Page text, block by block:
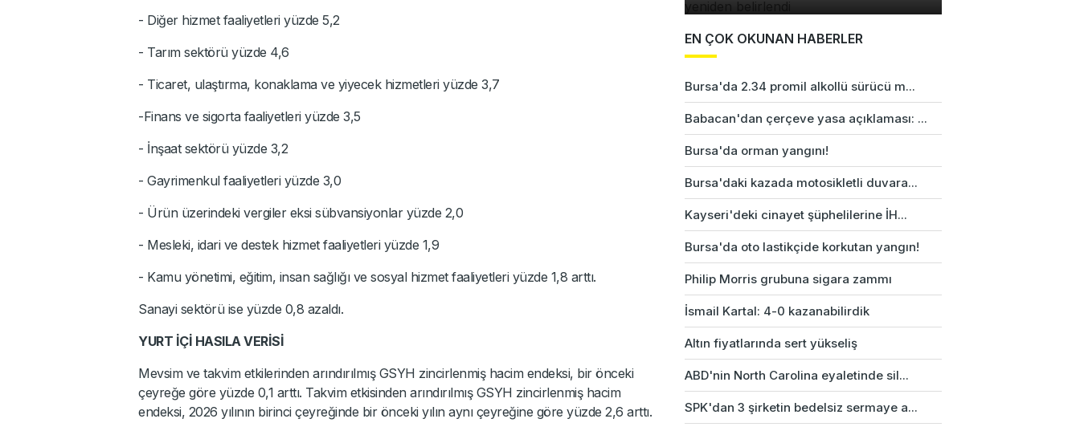
- Diğer hizmet faaliyetleri yüzde 5,2
- Tarım sektörü yüzde 4,6
- Ticaret, ulaştırma, konaklama ve yiyecek hizmetleri yüzde 3,7
-Finans ve sigorta faaliyetleri yüzde 3,5
- İnşaat sektörü yüzde 3,2
- Gayrimenkul faaliyetleri yüzde 3,0
- Ürün üzerindeki vergiler eksi sübvansiyonlar yüzde 2,0
- Mesleki, idari ve destek hizmet faaliyetleri yüzde 1,9
- Kamu yönetimi, eğitim, insan sağlığı ve sosyal hizmet faaliyetleri yüzde 1,8 arttı.
Sanayi sektörü ise yüzde 0,8 azaldı.
YURT İÇİ HASILA VERİSİ
Mevsim ve takvim etkilerinden arındırılmış GSYH zincirlenmiş hacim endeksi, bir önceki
çeyreğe göre yüzde 0,1 arttı. Takvim etkisinden arındırılmış GSYH zincirlenmiş hacim
endeksi, 2026 yılının birinci çeyreğinde bir önceki yılın aynı çeyreğine göre yüzde 2,6 arttı.
EN ÇOK OKUNAN HABERLER
Bursa'da 2.34 promil alkollü sürücü m...
Babacan'dan çerçeve yasa açıklaması: ...
Bursa'da orman yangını!
Bursa'daki kazada motosikletli duvara...
Kayseri'deki cinayet şüphelilerine İH...
Bursa'da oto lastikçide korkutan yangın!
Philip Morris grubuna sigara zammı
İsmail Kartal: 4-0 kazanabilirdik
Altın fiyatlarında sert yükseliş
ABD'nin North Carolina eyaletinde sil...
SPK'dan 3 şirketin bedelsiz sermaye a...